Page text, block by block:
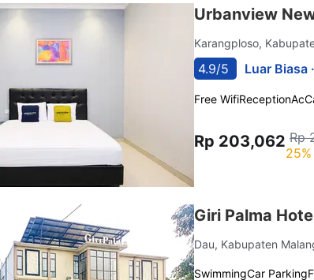
Urbanview
Karangploso,
4.9/5 Luar Biasa ·
Free WifiReceptionAc
Rp 203,062 Rp
Giri Palma
Dau, Kabupaten
SwimmingCar Parking